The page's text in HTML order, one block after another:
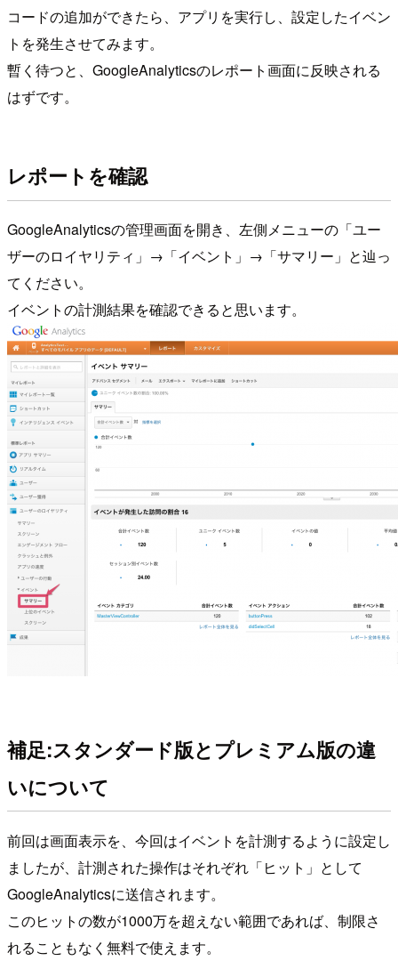
コードの追加ができたら、アプリを実行し、設定したイベン
トを発生させてみます。
暫く待つと、GoogleAnalyticsのレポート画面に反映される
はずです。
レポートを確認
GoogleAnalyticsの管理画面を開き、左側メニューの「ユー
ザーのロイヤリティ」→「イベント」→「サマリー」と辿っ
てください。
イベントの計測結果を確認できると思います。
補足:スタンダード版とプレミアム版の違
いについて
前回は画面表示を、今回はイベントを計測するように設定し
ましたが、計測された操作はそれぞれ「ヒット」として
GoogleAnalyticsに送信されます。
このヒットの数が1000万を超えない範囲であれば、制限さ
れることもなく無料で使えます。